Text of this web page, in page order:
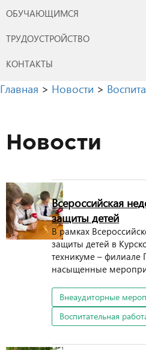
ОБУЧАЮЩИМСЯ
ТРУДОУСТРОЙСТВО
КОНТАКТЫ
Главная > Новости >
Новости
Всероссийская
защиты детей
В рамках
защиты детей в
техникуме –
насыщенные
Внеаудиторные
Воспитательная